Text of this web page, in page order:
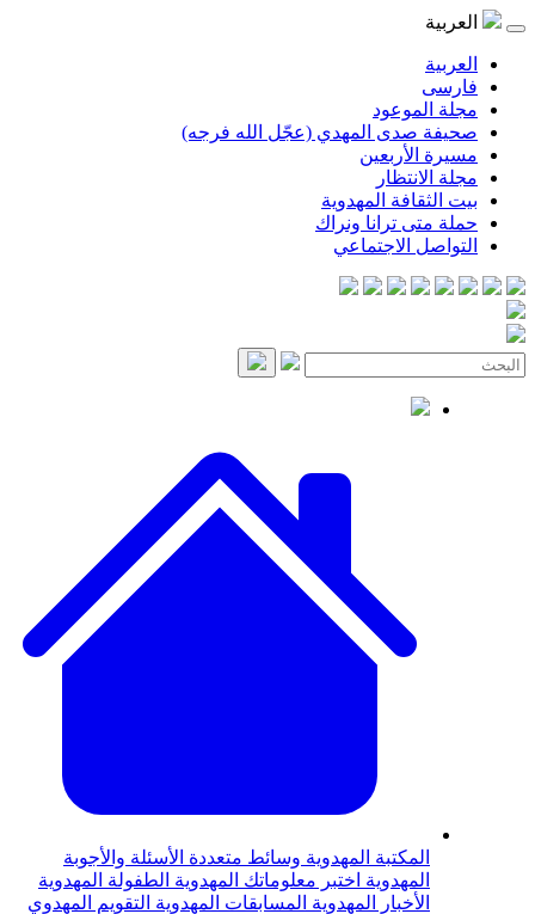
المهدي (عجّل الله فرجه)
المهدوية
ترانا ونراك
الاجتماعي
المهدويةوسائط متعددةالأسئلة والأجوبة
اختبر معلوماتك المهدويةالطفولة المهدوية
المهدويةالمسابقات المهدويةالتقويم المهدوي